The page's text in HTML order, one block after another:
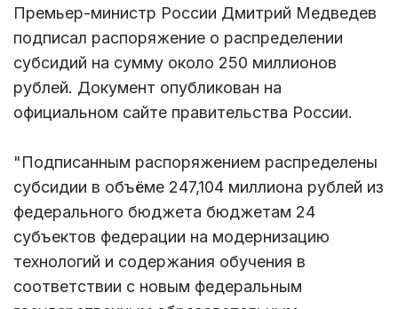
Премьер-министр России Дмитрий Медведев
подписал распоряжение о распределении
субсидий на сумму около 250 миллионов
рублей. Документ опубликован на
официальном сайте правительства России.
"Подписанным распоряжением распределены
субсидии в объёме 247,104 миллиона рублей из
федерального бюджета бюджетам 24
субъектов федерации на модернизацию
технологий и содержания обучения в
соответствии с новым федеральным